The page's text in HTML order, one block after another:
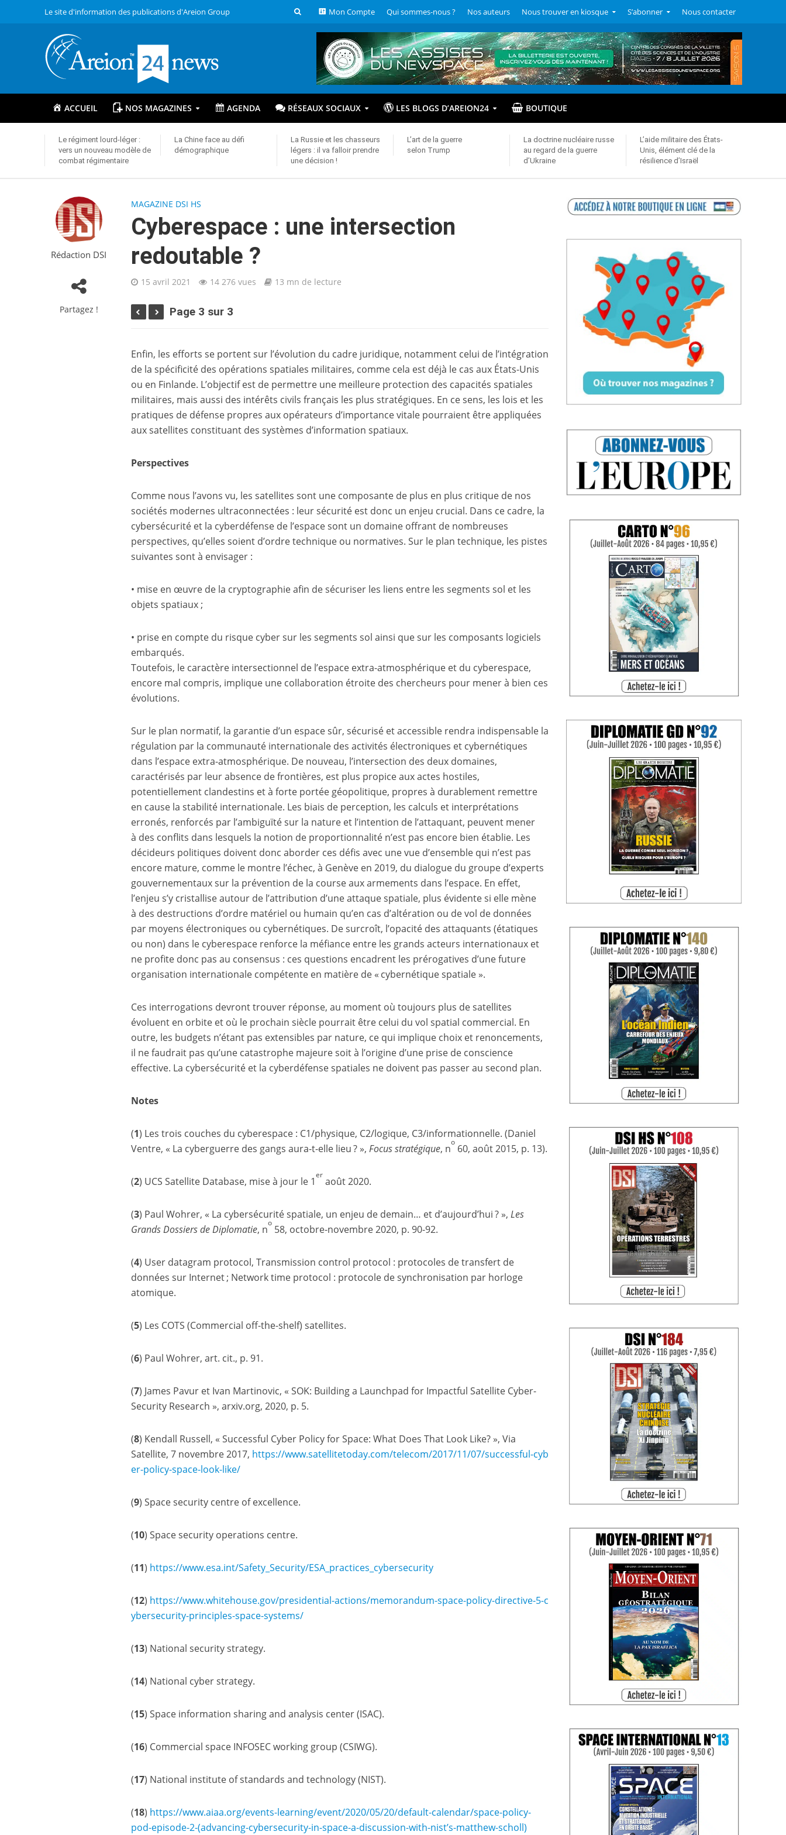
Le site d'information des publications d'Areion Group Mon Compte Qui sommes-nous ? Nos auteurs Nous trouver en kiosque S’abonner Nous contacter
ACCUEIL NOS MAGAZINES AGENDA RÉSEAUX SOCIAUX LES BLOGS D’AREION24 BOUTIQUE
Le régiment lourd-léger :
vers un nouveau modèle de
combat régimentaire
La Chine face au défi
démographique
La Russie et les chasseurs
légers : il va falloir prendre
une décision !
L’art de la guerre
selon Trump
La doctrine nucléaire russe
au regard de la guerre
d’Ukraine
L’aide militaire des États-
Unis, élément clé de la
résilience d’Israël
Rédaction DSI
Partagez !
MAGAZINE DSI HS
Cyberespace : une intersection
redoutable ?
15 avril 2021 14 276 vues 13 mn de lecture
Page 3 sur 3
Enfin, les efforts se portent sur l’évolution du cadre juridique, notamment celui de l’intégration
de la spécificité des opérations spatiales militaires, comme cela est déjà le cas aux États-Unis
ou en Finlande. L’objectif est de permettre une meilleure protection des capacités spatiales
militaires, mais aussi des intérêts civils français les plus stratégiques. En ce sens, les lois et les
pratiques de défense propres aux opérateurs d’importance vitale pourraient être appliquées
aux satellites constituant des systèmes d’information spatiaux.
Perspectives
Comme nous l’avons vu, les satellites sont une composante de plus en plus critique de nos
sociétés modernes ultraconnectées : leur sécurité est donc un enjeu crucial. Dans ce cadre, la
cybersécurité et la cyberdéfense de l’espace sont un domaine offrant de nombreuses
perspectives, qu’elles soient d’ordre technique ou normatives. Sur le plan technique, les pistes
suivantes sont à envisager :
• mise en œuvre de la cryptographie afin de sécuriser les liens entre les segments sol et les
objets spatiaux ;
• prise en compte du risque cyber sur les segments sol ainsi que sur les composants logiciels
embarqués.
Toutefois, le caractère intersectionnel de l’espace extra-­atmosphérique et du cyberespace,
encore mal compris, implique une collaboration étroite des chercheurs pour mener à bien ces
évolutions.
Sur le plan normatif, la garantie d’un espace sûr, sécurisé et accessible rendra indispensable la
régulation par la communauté internationale des activités électroniques et cybernétiques
dans l’espace extra-­atmosphérique. De nouveau, l’intersection des deux domaines,
caractérisés par leur absence de frontières, est plus propice aux actes hostiles,
potentiellement clandestins et à forte portée géopolitique, propres à durablement remettre
en cause la stabilité internationale. Les biais de perception, les calculs et interprétations
erronés, renforcés par l’ambiguïté sur la nature et l’intention de l’attaquant, peuvent mener
à des conflits dans lesquels la notion de proportionnalité n’est pas encore bien établie. Les
décideurs politiques doivent donc aborder ces défis avec une vue d’ensemble qui n’est pas
encore mature, comme le montre l’échec, à Genève en 2019, du dialogue du groupe d’experts
gouvernementaux sur la prévention de la course aux armements dans l’espace. En effet,
l’enjeu s’y cristallise autour de l’attribution d’une attaque spatiale, plus évidente si elle mène
à des destructions d’ordre matériel ou humain qu’en cas d’altération ou de vol de données
par moyens électroniques ou cybernétiques. De surcroît, l’opacité des attaquants (étatiques
ou non) dans le cyberespace renforce la méfiance entre les grands acteurs internationaux et
ne profite donc pas au consensus : ces questions encadrent les prérogatives d’une future
organisation internationale compétente en matière de « cybernétique spatiale ».
Ces interrogations devront trouver réponse, au moment où toujours plus de satellites
évoluent en orbite et où le prochain siècle pourrait être celui du vol spatial commercial. En
outre, les budgets n’étant pas extensibles par nature, ce qui implique choix et renoncements,
il ne faudrait pas qu’une catastrophe majeure soit à l’origine d’une prise de conscience
effective. La cybersécurité et la cyberdéfense spatiales ne doivent pas passer au second plan.
Notes
(1) Les trois couches du cyberespace : C1/physique, C2/logique, C3/informationnelle. (Daniel
Ventre, « La cyberguerre des gangs aura-t-elle lieu ? »,Focus stratégique, n
o
60, août 2015, p. 13).
(2) UCS Satellite Database, mise à jour le 1
er
août 2020.
(3) Paul Wohrer, « La cybersécurité spatiale, un enjeu de demain… et d’aujourd’hui ? »,Les
Grands Dossiers de Diplomatie, n
o
58, octobre-novembre 2020, p. 90-92.
(4) User datagram protocol, Transmission control protocol : protocoles de transfert de
données sur Internet ; Network time protocol : protocole de synchronisation par horloge
atomique.
(5) Les COTS (Commercial off-the-shelf) satellites.
(6) Paul Wohrer, art. cit., p. 91.
(7) James Pavur et Ivan Martinovic, « SOK: Building a Launchpad for Impactful Satellite Cyber-
Security Research », arxiv​.org, 2020, p. 5.
(8) Kendall Russell, « Successful Cyber Policy for Space: What Does That Look Like? », Via
Satellite, 7 novembre 2017, https://​www​.satellitetoday​.com/​t​e​l​e​c​o​m​/​2​0​1​7​/​1​1​/​0​7​/​s​u​c​c​e​s​s​f​u​l​-​c​y​b​
e​r​-​p​o​l​i​c​y​-​s​p​a​c​e​-​l​o​o​k​-​l​i​ke/
(9) Space security centre of excellence.
(10) Space security operations centre.
(11) https://​www​.esa​.int/​S​a​f​e​t​y​_​S​e​c​u​r​i​t​y​/​E​S​A​_​p​r​a​c​t​i​c​e​s​_​c​y​b​e​r​s​e​c​u​r​ity
(12) https://​www​.whitehouse​.gov/​p​r​e​s​i​d​e​n​t​i​a​l​-​a​c​t​i​o​n​s​/​m​e​m​o​r​a​n​d​u​m​-​s​p​a​c​e​-​p​o​l​i​c​y​-​d​i​r​e​c​t​i​v​e​-​5​-​c​
y​b​e​r​s​e​c​u​r​i​t​y​-​p​r​i​n​c​i​p​l​e​s​-​s​p​a​c​e​-​s​y​s​t​e​ms/
(13) National security strategy.
(14) National cyber strategy.
(15) Space information sharing and analysis center (ISAC).
(16) Commercial space INFOSEC working group (CSIWG).
(17) National institute of standards and technology (NIST).
(18) https://www.aiaa.org/events-learning/event/2020/05/20/default-calendar/space-policy-
pod-episode-2-(advancing-cybersecurity-in-space-a-discussion-with-nist’s-matthew-scholl)